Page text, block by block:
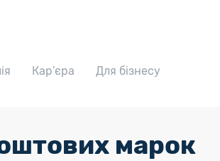
Кар’єра Для бізнесу
марок